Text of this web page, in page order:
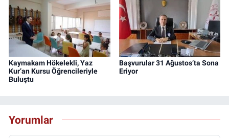
Kaymakam Hökelekli, Yaz
Kur’an Kursu Öğrencileriyle
Buluştu
Başvurular 31 Ağustos’ta Sona
Eriyor
Yorumlar